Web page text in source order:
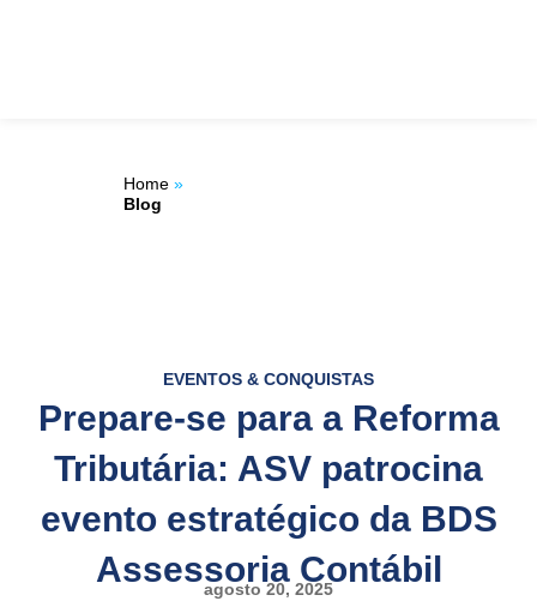
Home »
Blog
EVENTOS & CONQUISTAS
Prepare-se para a Reforma
Tributária: ASV patrocina
evento estratégico da BDS
Assessoria Contábil
agosto 20, 2025